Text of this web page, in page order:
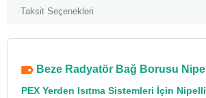
Taksit Seçenekleri
Beze Radyatör Bağ Borusu
PEX Yerden Isıtma Sistemleri İçin